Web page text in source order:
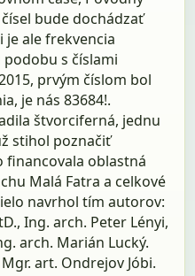
bude dochádzať
je ale frekvencia
podobu s číslami
prvým číslom bol
je nás 83684!.
štvorciferná, jednu
stihol poznačiť
financovala oblastná
Malá Fatra a celkové
navrhol tím autorov:
Ing. arch. Peter Lényi,
arch. Marián Lucký.
art. Ondrejov Jóbi.